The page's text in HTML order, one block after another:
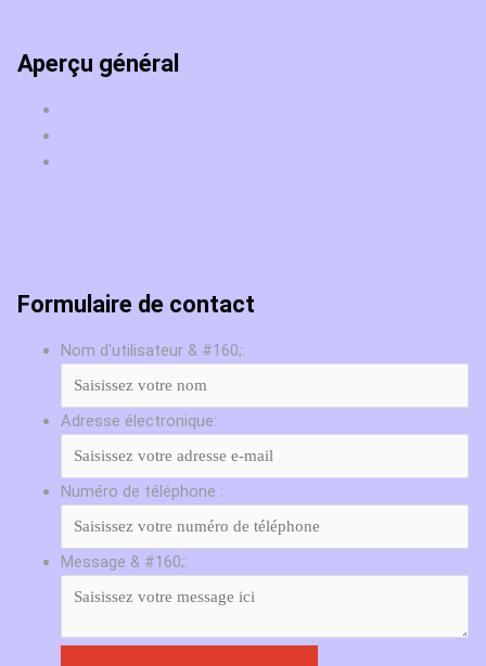
Aperçu général
Formulaire de contact
Nom d'utilisateur & #160;:
Adresse électronique:
Numéro de téléphone :
Message & #160;: